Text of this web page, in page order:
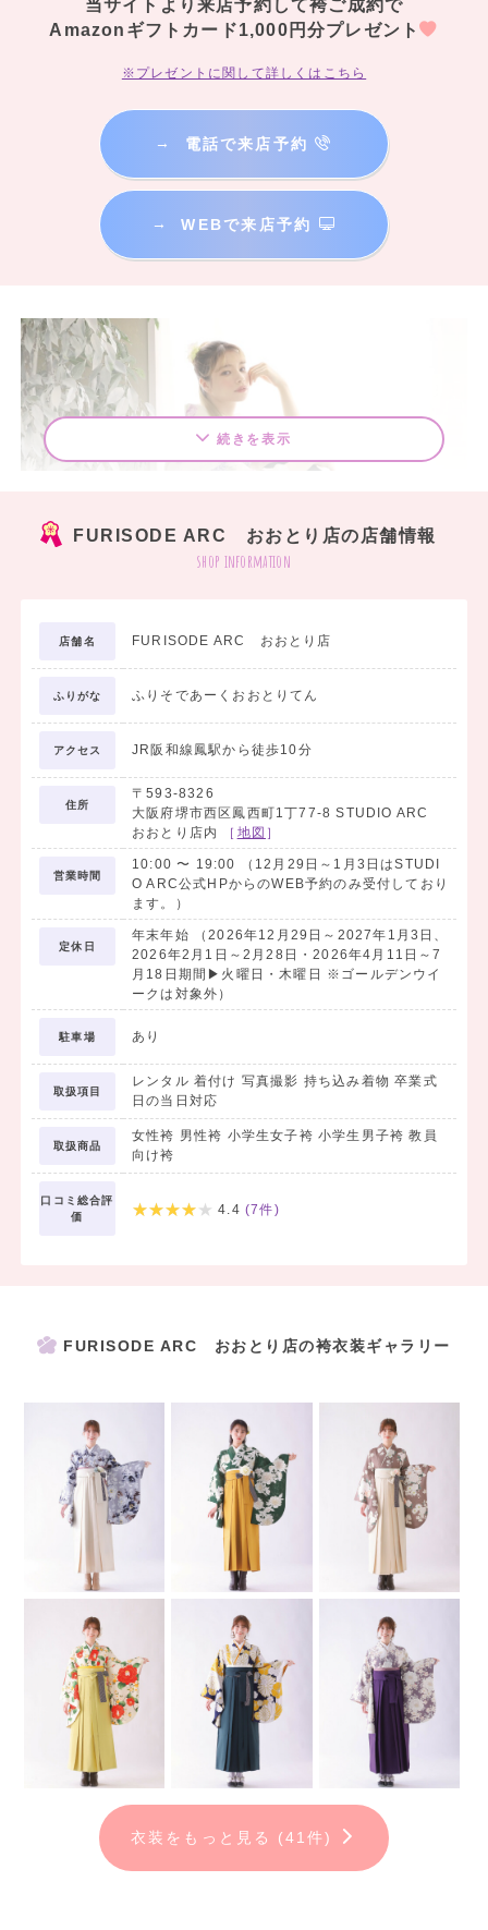
当サイトより来店予約して袴ご成約で
Amazonギフトカード1,000円分プレゼント
※プレゼントに関して詳しくはこちら
→ 電話で来店予約
→ WEBで来店予約
大学・専門学校の卒業式や、謝恩会にぴったり！
FURISODE ARCなら流行りのモダン柄から、
ベーシックな古典柄まで豊富なデザインをご用意
♥ 着物と袴の組み合わせ自
由！
♥ 古典柄～トレンド柄まで豊
富なラインナップ
♥ 全国取り寄せ無料！
♥ 当日のお支度も可能
♥ おしゃれなフォトスタジオ
♥ 返却も郵送でラクラク♪
などなど、おすすめポイントがたくさん🤍
15,300円～フルセットレンタルも、
それぞれ単品レンタルも可能です◎
｜
約。
衣装見つける為のカウンセリング。
↓
③実際に羽織って試着！顔映り
お好みを相談しながらプロの
コンシェルジュがご提案。
\ ぴったりの一着が決定✨
/
↓
④卒業式前にご自宅に郵送で届
きます♪
↓
⑤卒業式当日、自分らしい袴を
着て最高の一日に♥
続きを表示
FURISODE ARC おおとり店の店舗情報
shop information
店舗名 FURISODE ARC おおとり店
ふりがな ふりそであーくおおとりてん
アクセス JR阪和線鳳駅から徒歩10分
住所
〒593-8326
大阪府堺市西区鳳西町1丁77-8 STUDIO ARC
おおとり店内
［ 地図 ］
営業時間
10:00 〜 19:00
（12月29日～1月3日はSTUDI
O ARC公式HPからのWEB予約のみ受付しており
ます。）
定休日
年末年始 （2026年12月29日～2027年1月3日、
2026年2月1日～2月28日・2026年4月11日～7
月18日期間▶火曜日・木曜日 ※ゴールデンウイ
ークは対象外）
駐車場 あり
取扱項目
レンタル 着付け 写真撮影 持ち込み着物 卒業式
日の当日対応
取扱商品
女性袴 男性袴 小学生女子袴 小学生男子袴 教員
向け袴
口コミ総合評
価
4.4 (7件)
FURISODE ARC おおとり店の袴衣装ギャラリー
衣装をもっと見る (41件)